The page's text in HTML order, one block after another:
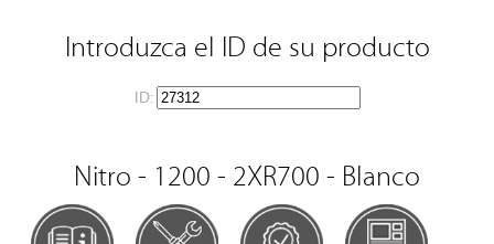
Introduzca el ID de su producto
ID:
Nitro - 1200 - 2XR700 - Blanco